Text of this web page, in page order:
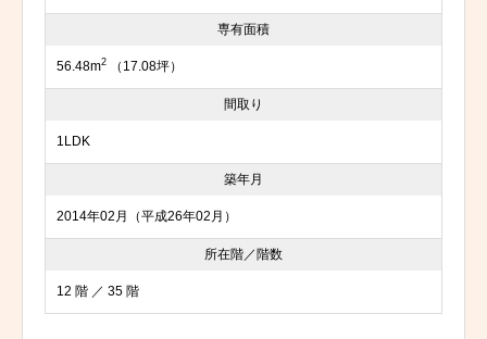
専有面積
56.48m2 （17.08坪）
間取り
1LDK
築年月
2014年02月（平成26年02月）
所在階／階数
12 階 ／ 35 階